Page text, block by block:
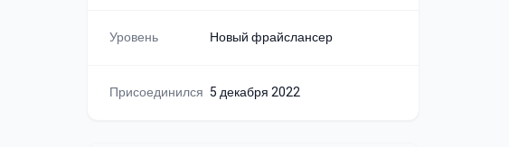
Уровень Новый фрайслансер
Присоединился 5 декабря 2022